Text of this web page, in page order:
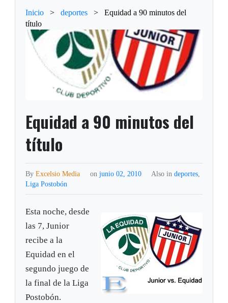
Inicio > deportes >
Equidad a 90 minutos del
título
Equidad a 90 minutos del
título
ByExcelsio Media on junio 02, 2010 Also in deportes,
Liga Postobón
Esta noche, desde
las 7, Junior
recibe a la
Equidad en el
segundo juego de
la final de la Liga
Postobón.